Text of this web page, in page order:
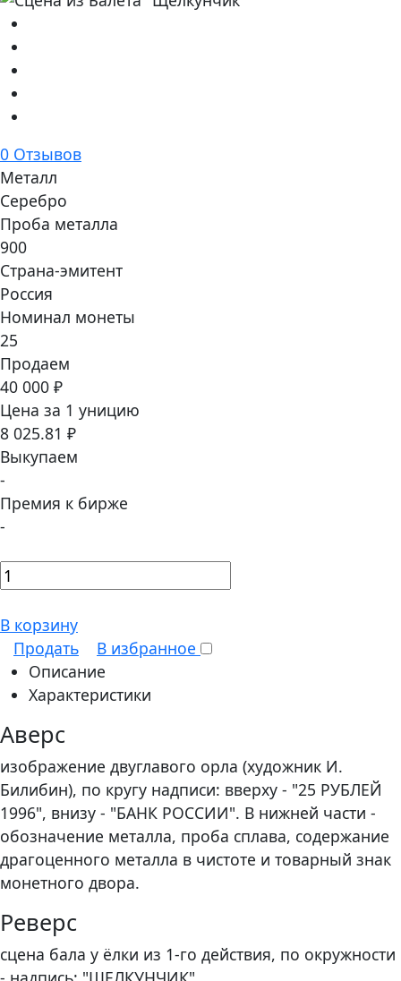
0 Отзывов
Металл
Серебро
Проба металла
900
Страна-эмитент
Россия
Номинал монеты
25
Продаем
40 000 ₽
Цена за 1 уницию
8 025.81 ₽
Выкупаем
-
Премия к бирже
-
В корзину
Продать
В избранное
Описание
Характеристики
Аверс
изображение двуглавого орла (художник И.
Билибин), по кругу надписи: вверху - "25 РУБЛЕЙ
1996", внизу - "БАНК РОССИИ". В нижней части -
обозначение металла, проба сплава, содержание
драгоценного металла в чистоте и товарный знак
монетного двора.
Реверс
сцена бала у ёлки из 1-го действия, по окружности